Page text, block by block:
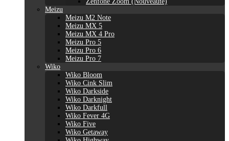
Meizu
Meizu M2 Note
Meizu MX 5
Meizu MX 4 Pro
Meizu Pro 5
Meizu Pro 6
Meizu Pro 7
Wiko
Wiko Bloom
Wiko Cink Slim
Wiko Darkside
Wiko Darknight
Wiko Darkfull
Wiko Fever 4G
Wiko Five
Wiko Getaway